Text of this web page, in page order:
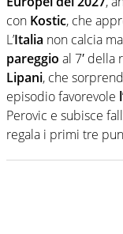
con Kostic, che
L’Italia non calcia
pareggio al 7′ della
Lipani, che
episodio favorevole
Perovic e subisce
regala i primi tre